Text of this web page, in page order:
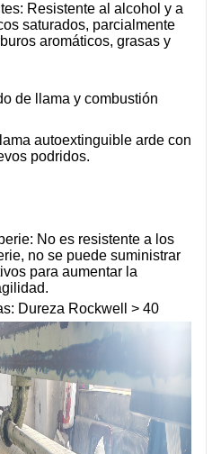
Resistente al alcohol y a
saturados, parcialmente
aromáticos, grasas y
de llama y combustión
autoextinguible arde con
podridos.
No es resistente a los
no se puede suministrar
para aumentar la
Dureza Rockwell > 40